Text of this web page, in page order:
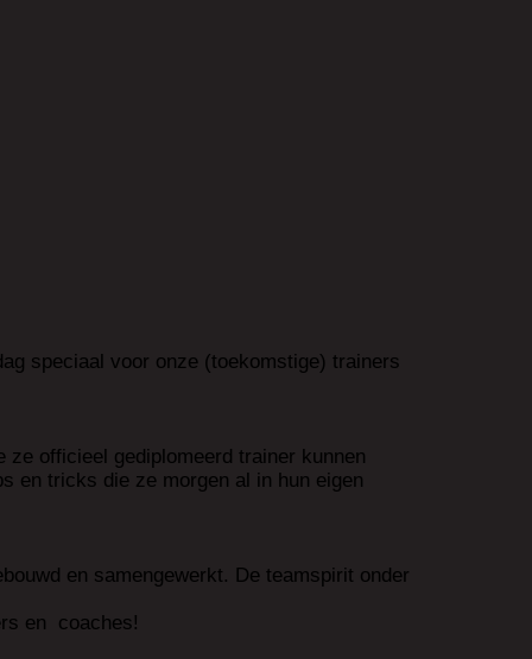
speciaal voor onze (toekomstige) trainers
officieel gediplomeerd trainer kunnen
en tricks die ze morgen al in hun eigen
en samengewerkt. De teamspirit onder
en coaches!